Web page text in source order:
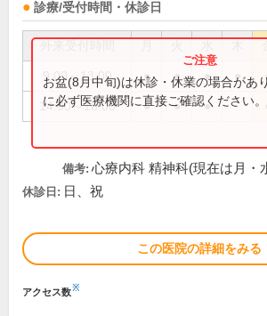
診療/受付時間・休診日
9:00～13:00 ● ● ● ● ●
14:00～18:00 ● ● ●
お盆(8月中旬)は休診・休業の場合があ
に必ず医療機関に直接ご確認ください。
備考: 心療内科 精神科(現在は月・
休診日: 日、祝
この医院の詳細をみる
アクセス数※